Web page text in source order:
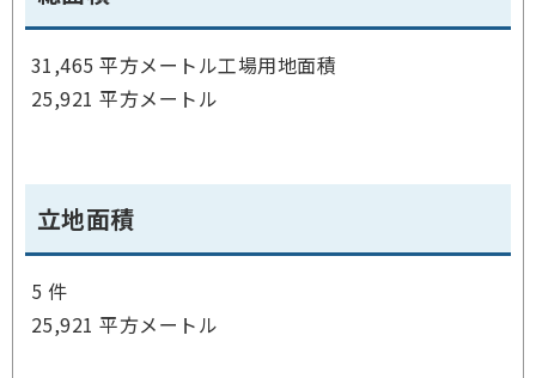
31,465 平方メートル工場用地面積
25,921 平方メートル
立地面積
5 件
25,921 平方メートル